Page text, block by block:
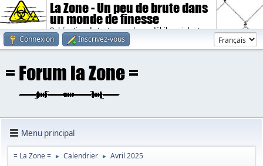
La Zone - Un peu de brute dans
un monde de finesse
Publication de textes sombres, débiles, violents.
Connexion
Inscrivez-vous
Menu principal
= La Zone = ► Calendrier ► Avril 2025